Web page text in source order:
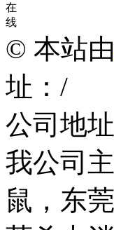
在
线
© 本站由
址：/
公司地
我公司
鼠，东